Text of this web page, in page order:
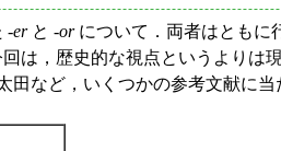
-erと -orについて．両者はともに
は，歴史的な視点というよりは
田など，いくつかの参考文献に